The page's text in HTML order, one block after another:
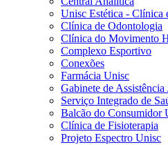
Unisc Estética - Clínica
Clínica de Odontologia
Clínica do Movimento
Complexo Esportivo
Conexões
Farmácia Unisc
Gabinete de Assistência
Serviço Integrado de
Balcão do Consumidor
Clínica de Fisioterapia
Projeto Espectro Unisc